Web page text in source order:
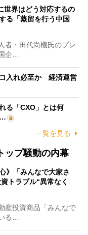
世界はどう対応するの
る「蒸留を行う中国
者・田代尚機氏のプレ
企…
入れ必至か 経済運営
る「CXO」とは何
…
一覧を見る
ップ騒動の内幕
》「みんなで大家さ
トラブル“異常なく
産投資商品「みんなで
る…